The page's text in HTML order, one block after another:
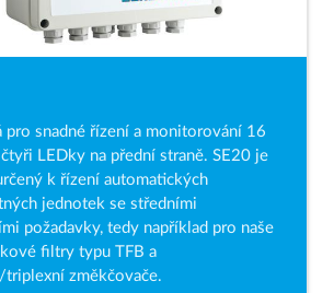
pro snadné řízení a monitorování 16
LEDky na přední straně. SE20 je
k řízení automatických
jednotek se středními
požadavky, tedy například pro naše
filtry typu TFB a
triplexní změkčovače.